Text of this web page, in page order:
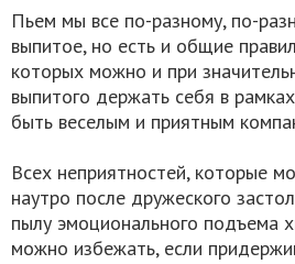
Пьем мы все по-разному, по-
выпитое, но есть и общие
которых можно и при
выпитого держать себя в
быть веселым и приятным
Всех неприятностей, которые
наутро после дружеского
пылу эмоционального подъема
можно избежать, если